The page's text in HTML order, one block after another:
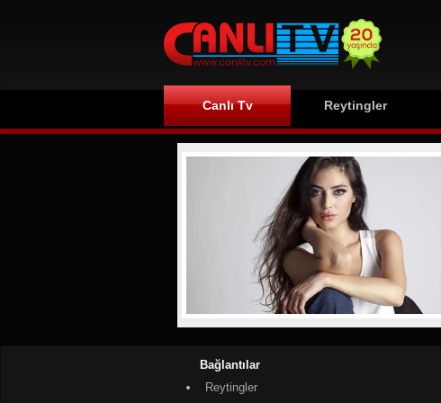
Canlı Tv Reytingler
Bağlantılar
Reytingler